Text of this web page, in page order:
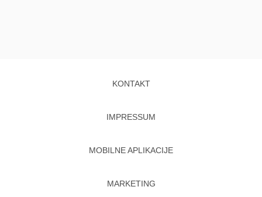
KONTAKT
IMPRESSUM
MOBILNE APLIKACIJE
MARKETING